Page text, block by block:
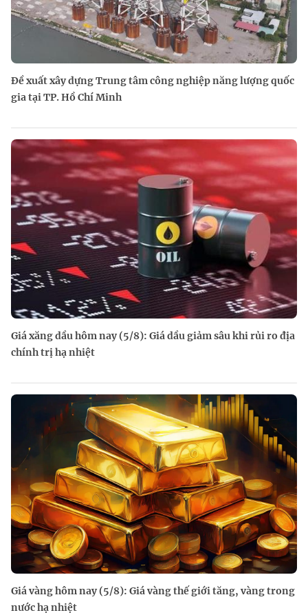
Đề xuất xây dựng Trung tâm công nghiệp năng lượng quốc
gia tại TP. Hồ Chí Minh
Giá xăng dầu hôm nay (5/8): Giá dầu giảm sâu khi rủi ro địa
chính trị hạ nhiệt
Giá vàng hôm nay (5/8): Giá vàng thế giới tăng, vàng trong
nước hạ nhiệt